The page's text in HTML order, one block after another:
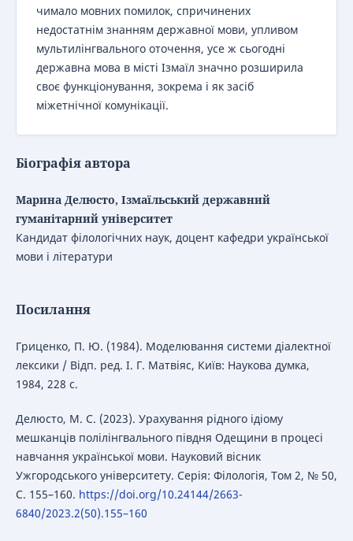
чимало мовних помилок, спричинених
недостатнім знанням державної мови, упливом
мультилінгвального оточення, усе ж сьогодні
державна мова в місті Ізмаїл значно розширила
своє функціонування, зокрема і як засіб
міжетнічної комунікації.
Біографія автора
Марина Делюсто, Ізмаїльський державний
гуманітарний університет
Кандидат філологічних наук, доцент кафедри української
мови і літератури
Посилання
Гриценко, П. Ю. (1984). Моделювання системи діалектної
лексики / Відп. ред. І. Г. Матвіяс, Київ: Наукова думка,
1984, 228 с.
Делюсто, М. С. (2023). Урахування рідного ідіому
мешканців полілінгвального півдня Одещини в процесі
навчання української мови. Науковий вісник
Ужгородського університету. Серія: Філологія, Том 2, № 50,
С. 155–160. https://doi.org/10.24144/2663-
6840/2023.2(50).155–160